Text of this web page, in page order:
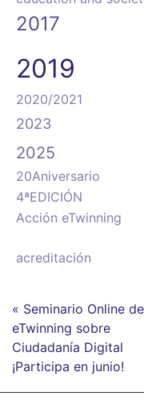
2017
2019
2020/2021
2023
2025
20Aniversario
4ªEDICIÓN
Acción eTwinning
acreditación
« Seminario Online de
eTwinning sobre
Ciudadanía Digital
¡Participa en junio!